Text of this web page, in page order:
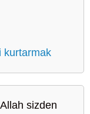
kurtarmak
sizden